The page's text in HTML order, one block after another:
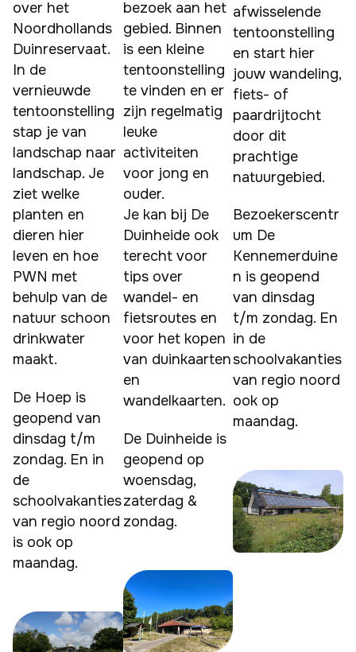
over het
Noordhollands
Duinreservaat.
In de
vernieuwde
tentoonstelling
stap je van
landschap naar
landschap. Je
ziet welke
planten en
dieren hier
leven en hoe
PWN met
behulp van de
natuur schoon
drinkwater
maakt.
De Hoep is
geopend van
dinsdag t/m
zondag. En in
de
schoolvakanties
van regio noord
is ook op
bezoek aan het
gebied. Binnen
is een kleine
tentoonstelling
te vinden en er
zijn regelmatig
leuke
activiteiten
voor jong en
ouder.
Je kan bij De
Duinheide ook
terecht voor
tips over
wandel- en
fietsroutes en
voor het kopen
van duinkaarten
en
wandelkaarten.
De Duinheide is
geopend op
woensdag,
zaterdag &
zondag.
afwisselende
tentoonstelling
en start hier
jouw wandeling,
fiets- of
paardrijtocht
door dit
prachtige
natuurgebied.
Bezoekerscentr
um De
Kennemerduine
n is geopend
van dinsdag
t/m zondag. En
in de
schoolvakanties
van regio noord
ook op
maandag.